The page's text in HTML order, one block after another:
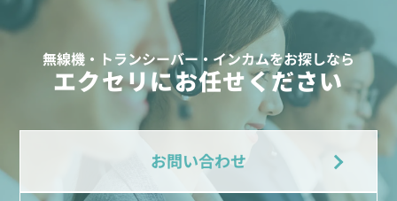
無線機・トランシーバー・インカムをお探しなら
エクセリにお任せください
お問い合わせ